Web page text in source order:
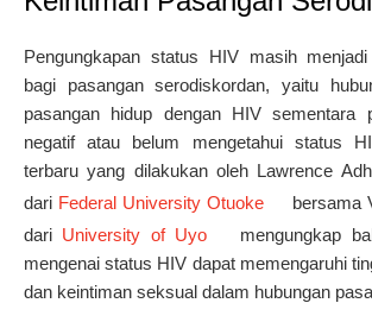
Pengungkapan status HIV masih
bagi pasangan serodiskordan, yaitu
pasangan hidup dengan HIV sementara
negatif atau belum mengetahui status
terbaru yang dilakukan oleh Lawrence
dari Federal University Otuoke bersama
dari University of Uyo
mengungkap
mengenai status HIV dapat memengaruhi
dan keintiman seksual dalam hubungan